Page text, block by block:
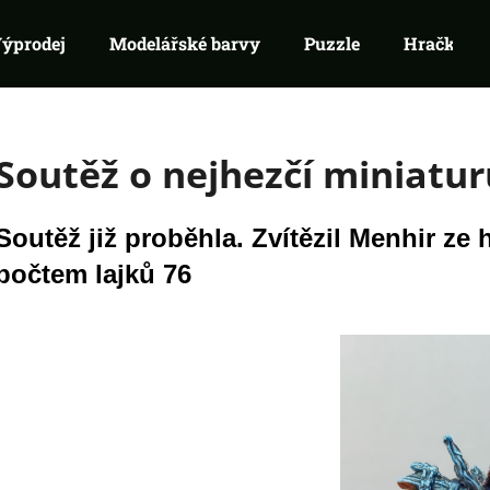
Modelářské barvy Puzzle Hračky
o nejhezčí
již proběhla. Zvítězil Menhir ze
lajků 76
Doporučujeme
SWU 08:
BOOSTER